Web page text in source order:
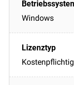
Windows
Kostenpflichtig